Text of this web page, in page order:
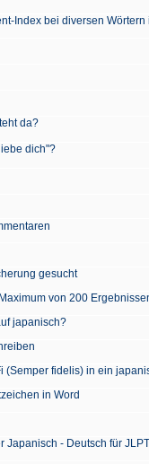
Index bei diversen
da?
dich"?
gesucht
von 200
japanisch?
(Semper fidelis) in ein
in Word
Japanisch - Deutsch für